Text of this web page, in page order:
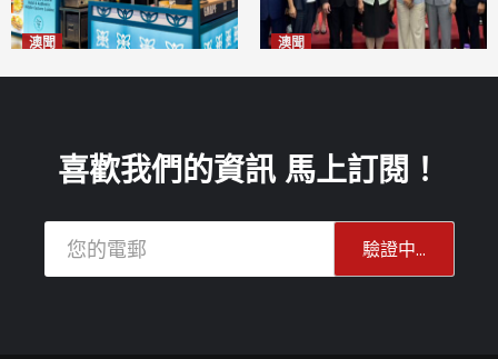
澳聞 澳聞
喜歡我們的資訊 馬上訂閱！